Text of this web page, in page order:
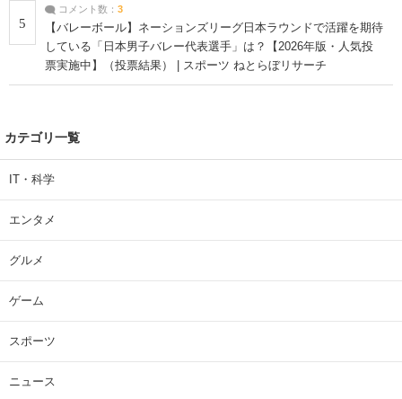
5
コメント数： 3
【バレーボール】ネーションズリーグ日本ラウンドで活躍を期待
している「日本男子バレー代表選手」は？【2026年版・人気投
票実施中】（投票結果） | スポーツ ねとらぼリサーチ
カテゴリ一覧
IT・科学
エンタメ
グルメ
ゲーム
スポーツ
ニュース